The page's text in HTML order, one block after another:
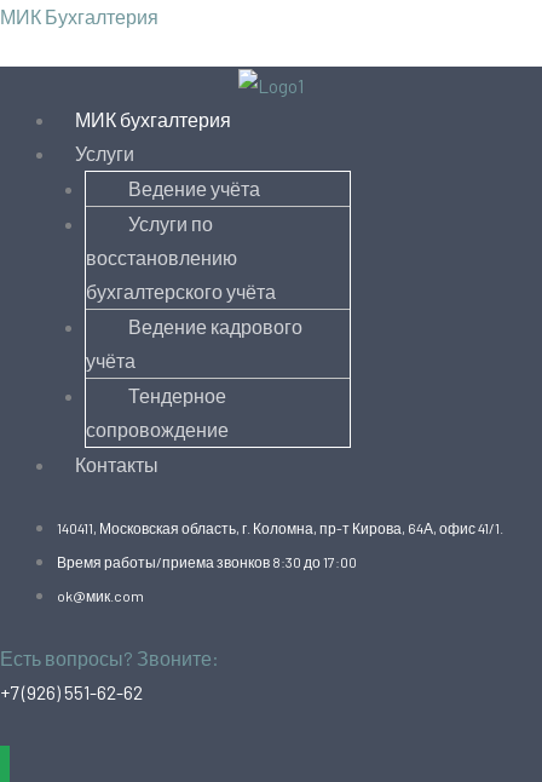
Перейти
МИК Бухгалтерия
Меню
МИК бухгалтерия
Услуги
Ведение учёта
Услуги по
восстановлению
бухгалтерского учёта
Ведение кадрового
учёта
Тендерное
сопровождение
Контакты
140411, Московская область, г. Коломна, пр-т Кирова, 64А, офис 41/1.
Время работы/приема звонков 8:30 до 17:00
ok@мик.com
Есть вопросы? Звоните:
+7 (926) 551-62-62
Меню